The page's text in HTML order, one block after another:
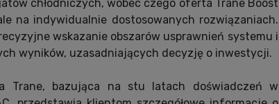
chłodniczych, wobec czego oferta Trane Boost
na indywidualnie dostosowanych rozwiązaniach.
wskazanie obszarów usprawnień systemu i
wyników, uzasadniających decyzję o inwestycji.
Trane, bazująca na stu latach doświadczeń w